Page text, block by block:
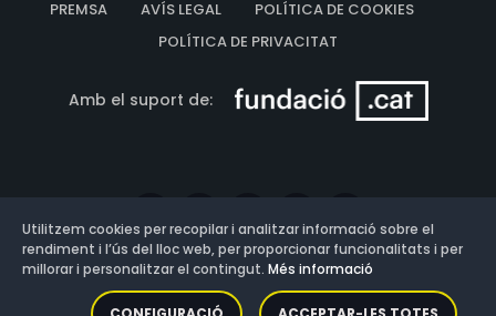
PREMSA
AVÍS LEGAL
POLÍTICA DE COOKIES
POLÍTICA DE PRIVACITAT
Amb el suport de:
Versió: 3.13.0.202607011342
Utilitzem cookies per recopilar i analitzar informació sobre el
rendiment i l’ús del lloc web, per proporcionar funcionalitats i per
millorar i personalitzar el contingut. Més informació